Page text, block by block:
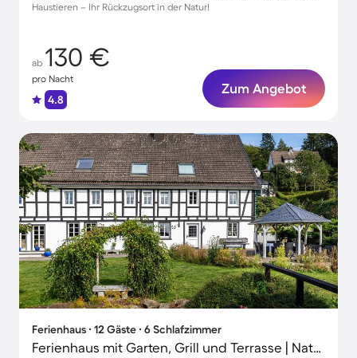
Haustieren – Ihr Rückzugsort in der Natur!
ab 130 €
pro Nacht
4.8
Zum Angebot
Ferienhaus ∙ 12 Gäste ∙ 6 Schlafzimmer
Ferienhaus mit Garten, Grill und Terrasse | Naturblick